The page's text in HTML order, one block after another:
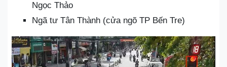
Ngọc Thảo
Ngã tư Tân Thành (cửa ngõ TP Bến Tre)